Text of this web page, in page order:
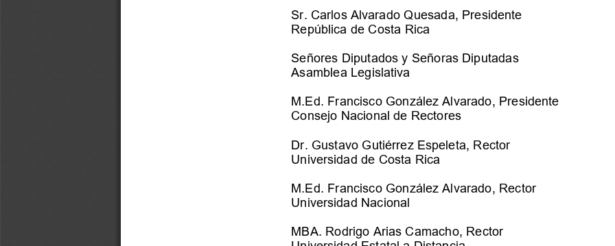
Sr. Carlos Alvarado Quesada, Presidente
República de Costa Rica
Señores Diputados y Señoras Diputadas
Asamblea Legislativa
M.Ed. Francisco González Alvarado, Presidente
Consejo Nacional de Rectores
Dr. Gustavo Gutiérrez Espeleta, Rector
Universidad de Costa Rica
M.Ed. Francisco González Alvarado, Rector
Universidad Nacional
MBA. Rodrigo Arias Camacho, Rector